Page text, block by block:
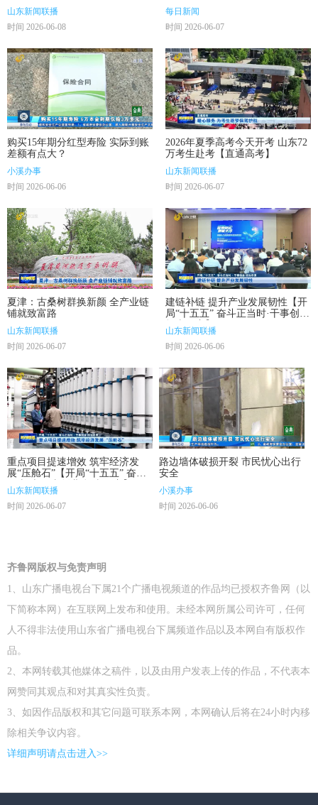
山东新闻联播
时间 2026-06-08
每日新闻
时间 2026-06-07
购买15年期分红型寿险 实际到账
差额有点大？
小溪办事
时间 2026-06-06
2026年夏季高考今天开考 山东72
万考生赴考【直通高考】
山东新闻联播
时间 2026-06-07
夏津：古桑树群换新颜 全产业链
铺就致富路
山东新闻联播
时间 2026-06-07
建链补链 提升产业发展韧性【开
局“十五五” 奋斗正当时·干事创业
担当尽责】
山东新闻联播
时间 2026-06-06
重点项目提速增效 筑牢经济发
展“压舱石”【开局“十五五” 奋斗
正当时·干事创业 担当尽责】
山东新闻联播
时间 2026-06-07
路边墙体破损开裂 市民忧心出行
安全
小溪办事
时间 2026-06-06
齐鲁网版权与免责声明
1、山东广播电视台下属21个广播电视频道的作品均已授权齐鲁网（以
下简称本网）在互联网上发布和使用。未经本网所属公司许可，任何
人不得非法使用山东省广播电视台下属频道作品以及本网自有版权作
品。
2、本网转载其他媒体之稿件，以及由用户发表上传的作品，不代表本
网赞同其观点和对其真实性负责。
3、如因作品版权和其它问题可联系本网，本网确认后将在24小时内移
除相关争议内容。
详细声明请点击进入>>